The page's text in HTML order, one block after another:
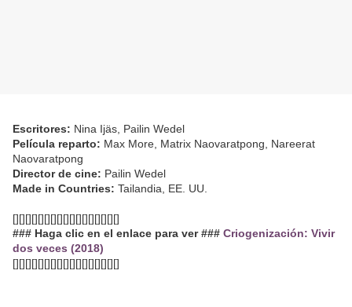
Escritores: Nina Ijäs, Pailin Wedel
Película reparto: Max More, Matrix Naovaratpong, Nareerat
Naovaratpong
Director de cine: Pailin Wedel
Made in Countries: Tailandia, EE. UU.
[][][][][][][][][][][][][][][][][]
### Haga clic en el enlace para ver ### Criogenización: Vivir
dos veces (2018)
[][][][][][][][][][][][][][][][][]